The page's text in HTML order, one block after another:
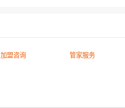
加盟咨询 管家服务